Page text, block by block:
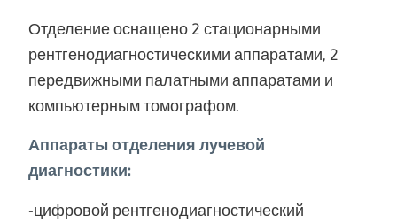
Отделение оснащено 2 стационарными
рентгенодиагностическими аппаратами, 2
передвижными палатными аппаратами и
компьютерным томографом.
Аппараты отделения лучевой
диагностики:
-цифровой рентгенодиагностический